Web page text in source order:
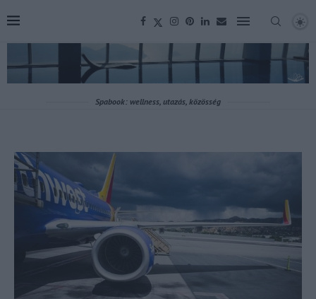
Spabook: wellness, utazás, közösség